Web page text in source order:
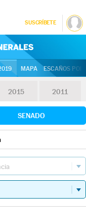
SUSCRÍBETE
MAPA ESCAÑOS
2015 2011
SENADO